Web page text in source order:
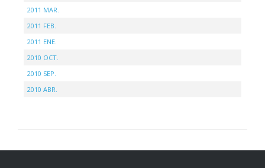
2011 MAR.
2011 FEB.
2011 ENE.
2010 OCT.
2010 SEP.
2010 ABR.